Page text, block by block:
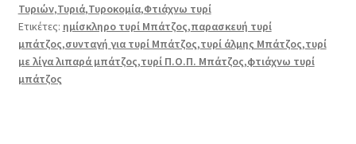
Τυριών,Τυριά,Τυροκομία,Φτιάχνω τυρί
Ετικέτες: ημίσκληρο τυρί Μπάτζος,παρασκευή τυρί
μπάτζος,συνταγή για τυρί Μπάτζος,τυρί άλμης Μπάτζος,τυρί
με λίγα λιπαρά μπάτζος,τυρί Π.Ο.Π. Μπάτζος,φτιάχνω τυρί
μπάτζος